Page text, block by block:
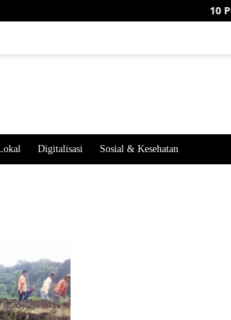
10
Digitalisasi Sosial & Kesehatan